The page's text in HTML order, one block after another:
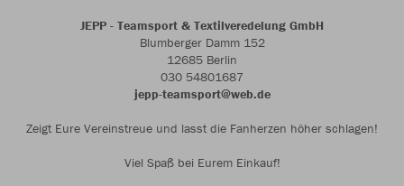
JEPP - Teamsport & Textilveredelung GmbH
Blumberger Damm 152
12685 Berlin
030 54801687
jepp-teamsport@web.de
Zeigt Eure Vereinstreue und lasst die Fanherzen höher schlagen!
Viel Spaß bei Eurem Einkauf!